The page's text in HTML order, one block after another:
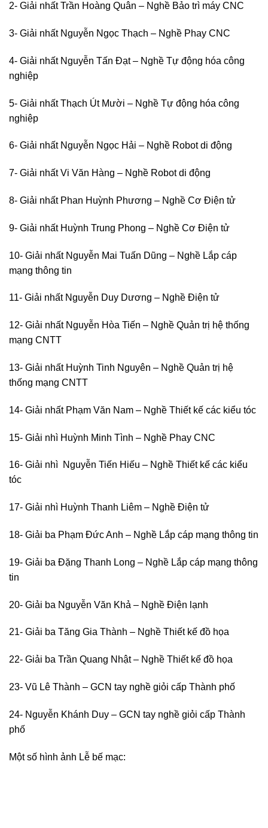
2- Giải nhất Trần Hoàng Quân – Nghề Bảo trì máy CNC
3- Giải nhất Nguyễn Ngọc Thạch – Nghề Phay CNC
4- Giải nhất Nguyễn Tấn Đạt – Nghề Tự động hóa công
nghiệp
5- Giải nhất Thạch Út Mười – Nghề Tự động hóa công
nghiệp
6- Giải nhất Nguyễn Ngọc Hải – Nghề Robot di động
7- Giải nhất Vi Văn Hàng – Nghề Robot di động
8- Giải nhất Phan Huỳnh Phương – Nghề Cơ Điện tử
9- Giải nhất Huỳnh Trung Phong – Nghề Cơ Điện tử
10- Giải nhất Nguyễn Mai Tuấn Dũng – Nghề Lắp cáp
mạng thông tin
11- Giải nhất Nguyễn Duy Dương – Nghề Điện tử
12- Giải nhất Nguyễn Hòa Tiến – Nghề Quản trị hệ thống
mạng CNTT
13- Giải nhất Huỳnh Tinh Nguyên – Nghề Quản trị hệ
thống mạng CNTT
14- Giải nhất Phạm Văn Nam – Nghề Thiết kế các kiểu tóc
15- Giải nhì Huỳnh Minh Tình – Nghề Phay CNC
16- Giải nhì Nguyễn Tiến Hiếu – Nghề Thiết kế các kiểu
tóc
17- Giải nhì Huỳnh Thanh Liêm – Nghề Điện tử
18- Giải ba Phạm Đức Anh – Nghề Lắp cáp mạng thông tin
19- Giải ba Đặng Thanh Long – Nghề Lắp cáp mạng thông
tin
20- Giải ba Nguyễn Văn Khả – Nghề Điện lạnh
21- Giải ba Tăng Gia Thành – Nghề Thiết kế đồ họa
22- Giải ba Trần Quang Nhật – Nghề Thiết kế đồ họa
23- Vũ Lê Thành – GCN tay nghề giỏi cấp Thành phố
24- Nguyễn Khánh Duy – GCN tay nghề giỏi cấp Thành
phố
Một số hình ảnh Lễ bế mạc: